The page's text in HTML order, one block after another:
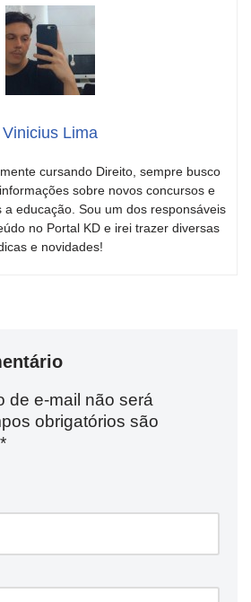
Vinicius Lima
cursando Direito, sempre busco
sobre novos concursos e
a educação. Sou um dos responsáveis
no Portal KD e irei trazer diversas
e novidades!
de e-mail não será
obrigatórios são
*